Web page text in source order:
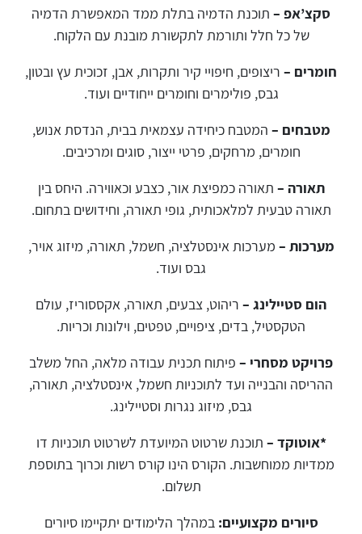
סקצ’אפ –תוכנת הדמיה בתלת ממד המאפשרת הדמיה
של כל חלל ותורמת לתקשורת מובנת עם הלקוח.
חומרים –ריצופים, חיפויי קיר ותקרות, אבן, זכוכית עץ ובטון,
גבס, פולימרים וחומרים ייחודיים ועוד.
מטבחים – המטבח כיחידה עצמאית בבית, הנדסת אנוש,
חומרים, מרחקים, פרטי ייצור, סוגים ומרכיבים.
תאורה – תאורה כמפיצת אור, כצבע וכאווירה. היחס בין
תאורה טבעית למלאכותית, גופי תאורה, וחידושים בתחום.
מערכות – מערכות אינסטלציה, חשמל, תאורה, מיזוג אויר,
גבס ועוד.
הום סטיילינג –ריהוט, צבעים, תאורה, אקססוריז, עולם
הטקסטיל, בדים, ציפויים, טפטים, וילונות וכריות.
פרויקט מסחרי –פיתוח תכנית עבודה מלאה, החל משלב
ההריסה והבנייה ועד לתוכניות חשמל, אינסטלציה, תאורה,
גבס, מיזוג נגרות וסטיילינג.
*אוטוקד – תוכנת שרטוט המיועדת לשרטוט תוכניות דו
ממדיות ממוחשבות. הקורס הינו קורס רשות וכרוך בתוספת
תשלום.
סיורים מקצועיים: במהלך הלימודים יתקיימו סיורים